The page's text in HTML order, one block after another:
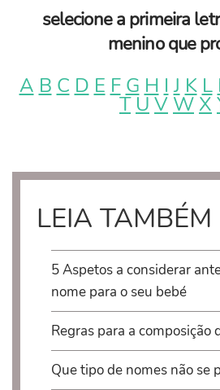
selecione a primeira
menino que
A B C D E F G H I J K L
TUVW X
LEIA TAMBÉM
5 Aspetos a considerar
nome para o seu bebé
Regras para a composição
Que tipo de nomes não se